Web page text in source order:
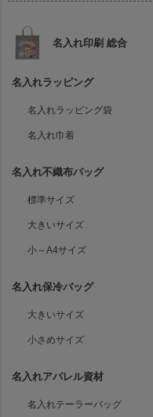
名入れ印刷 総合
名入れラッピング
名入れラッピング袋
名入れ巾着
名入れ不織布バッグ
標準サイズ
大きいサイズ
小～A4サイズ
名入れ保冷バッグ
大きいサイズ
小さめサイズ
名入れアパレル資材
名入れテーラーバッグ